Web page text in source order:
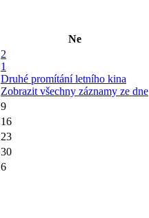
Ne
2
1
Druhé promítání letního kina
Zobrazit všechny záznamy ze dne
9
16
23
30
6